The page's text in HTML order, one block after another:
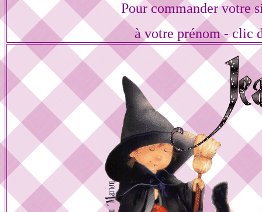
Pour commander votre
à votre prénom - clic